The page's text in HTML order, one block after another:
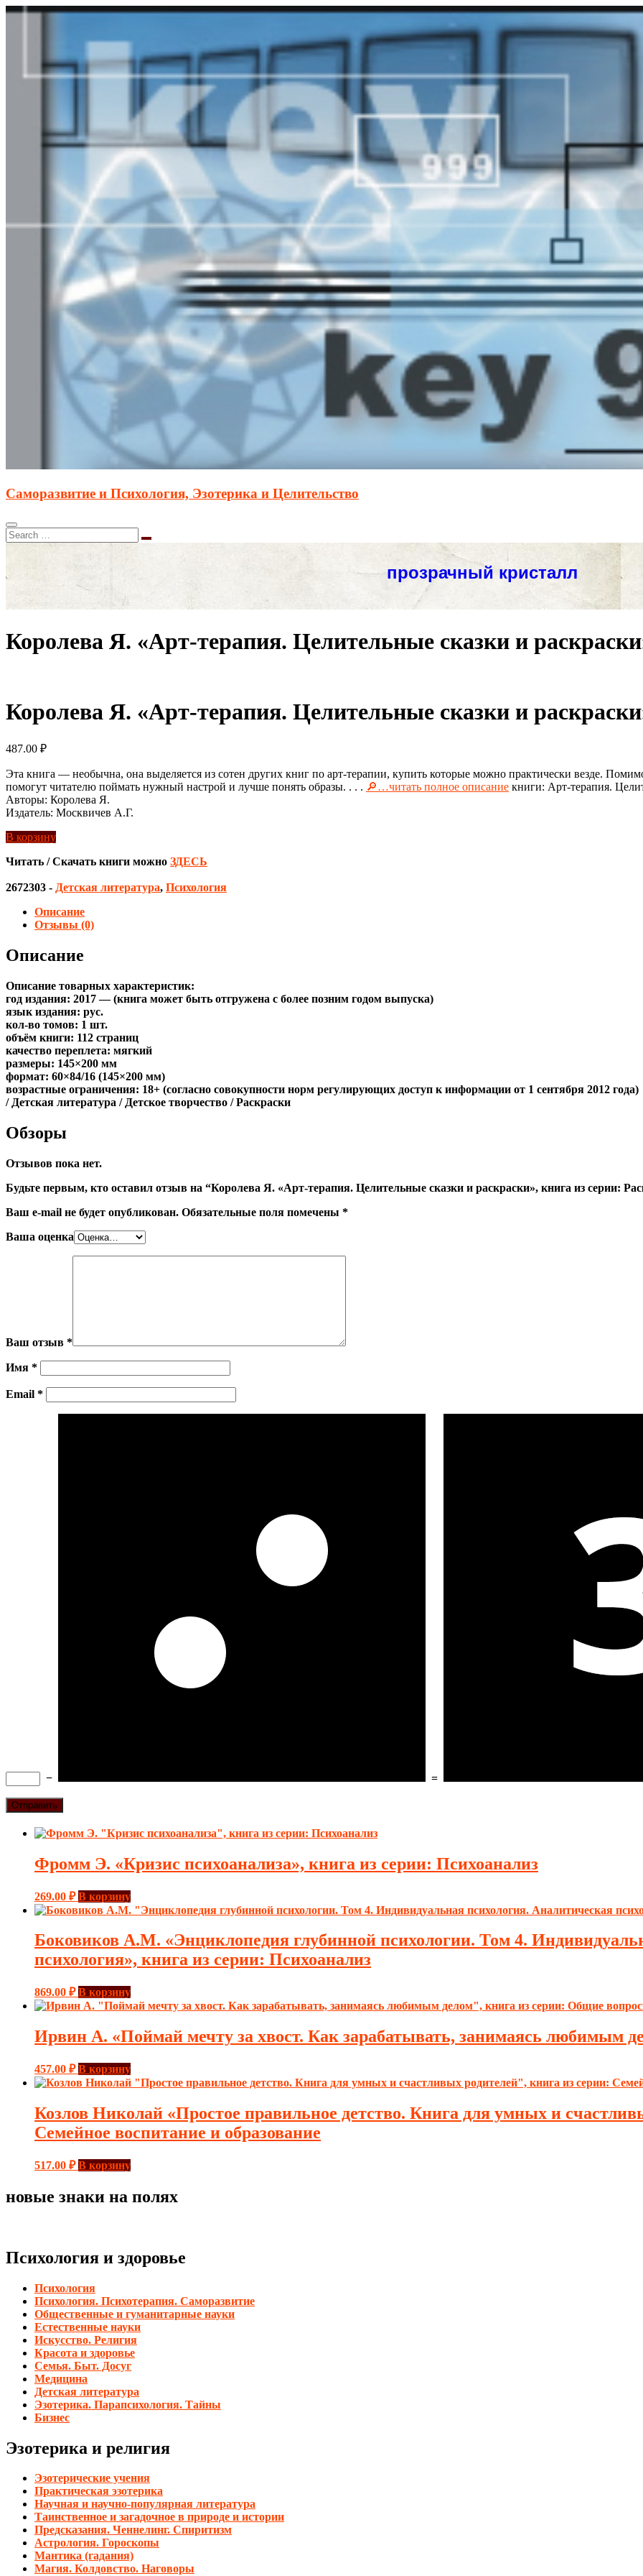
Саморазвитие и Психология, Эзотерика и Целительство
Королева Я. «Арт-терапия. Целительные сказки и
Королева Я. «Арт-терапия. Целительные сказки и
487.00 ₽
Эта книга — необычна, она выделяется из сотен других книг по арт-терапии, купить которые можно практически везде.
помогут читателю поймать нужный настрой и лучше понять образы. . . . 🔎…читать полное описание книги: Арт-терапия.
Авторы: Королева Я.
Издатель: Москвичев А.Г.
В корзину
Читать / Скачать книги можно ЗДЕСЬ
2672303 - Детская литература, Психология
Описание
Отзывы (0)
Описание
Описание товарных характеристик:
год издания: 2017 — (книга может быть отгружена c более позним годом выпуска)
язык издания: рус.
кол-во томов: 1 шт.
объём книги: 112 страниц
качество переплета: мягкий
размеры: 145×200 мм
формат: 60×84/16 (145×200 мм)
возрастные ограничения: 18+ (согласно совокупности норм регулирующих доступ к информации от 1 сентября 2012 года)
/ Детская литература / Детское творчество / Раскраски
Обзоры
Отзывов пока нет.
Будьте первым, кто оставил отзыв на “Королева Я. «Арт-терапия. Целительные сказки и раскраски», книга из серии:
Ваш e-mail не будет опубликован. Обязательные поля помечены *
Ваша оценка
Ваш отзыв *
Имя *
Email *
− =
Фромм Э. «Кризис психоанализа», книга из серии: Психоанализ
269.00 ₽ В корзину
Боковиков А.М. «Энциклопедия глубинной психологии. Том 4.
психология», книга из серии: Психоанализ
869.00 ₽ В корзину
Ирвин А. «Поймай мечту за хвост. Как зарабатывать, занимаясь любимым
457.00 ₽ В корзину
Козлов Николай «Простое правильное детство. Книга для умных и
Семейное воспитание и образование
517.00 ₽ В корзину
новые знаки на полях
Психология и здоровье
Психология
Психология. Психотерапия. Саморазвитие
Общественные и гуманитарные науки
Естественные науки
Искусство. Религия
Красота и здоровье
Семья. Быт. Досуг
Медицина
Детская литература
Эзотерика. Парапсихология. Тайны
Бизнес
Эзотерика и религия
Эзотерические учения
Практическая эзотерика
Научная и научно-популярная литература
Таинственное и загадочное в природе и истории
Предсказания. Ченнелинг. Спиритизм
Астрология. Гороскопы
Мантика (гадания)
Магия. Колдовство. Наговоры